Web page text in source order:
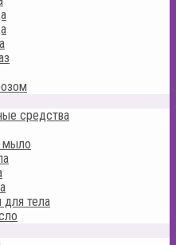
средства
мыло
тела